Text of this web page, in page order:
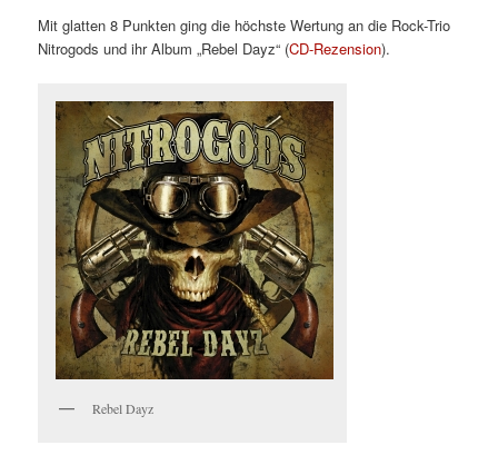
Mit glatten 8 Punkten ging die höchste Wertung an die Rock-Trio
Nitrogods und ihr Album „Rebel Dayz“ (CD-Rezension).
Rebel Dayz